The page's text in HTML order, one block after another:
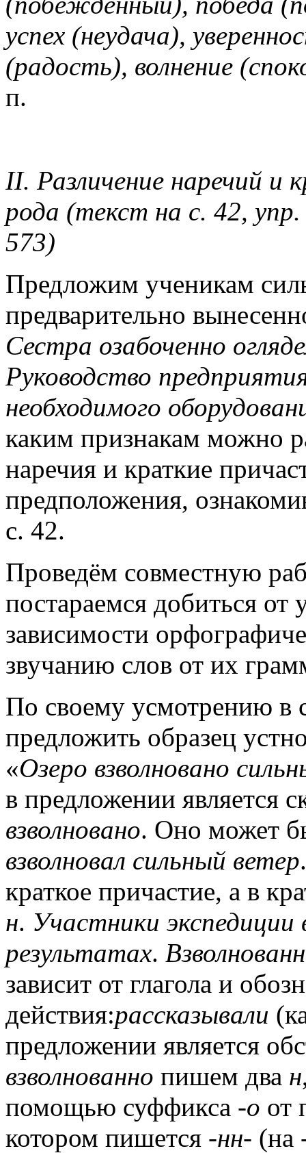
успех (неудача),
(радость), волнение
п.
II. Различение наречий и
рода (текст на с. 42, упр.
573)
Предложим ученикам
предварительно
Сестра озабоченно
Руководство
необходимого
каким признакам можно
наречия и краткие
предположения,
с. 42.
Проведём совместную
постараемся добиться
зависимости
звучанию слов от их
По своему усмотрению в
предложить образец
«Озеро взволновано
в предложении является
взволновано. Оно может
взволновал сильный ветер
краткое причастие, а в
н. Участники экспедиции
результатах.
зависит от глагола и
действия:рассказывали
предложении является
взволнованно пишем два н
помощью суффикса -о от
котором пишется -нн- (на